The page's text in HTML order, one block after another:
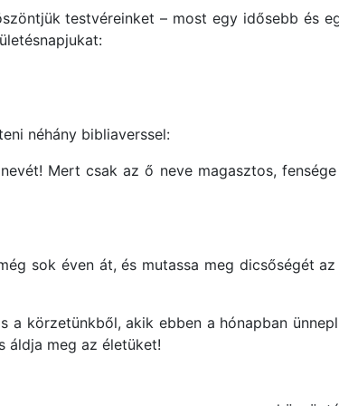
testvéreinket – most egy idősebb és
néhány bibliaverssel:
Mert csak az ő neve magasztos, fensége
sok éven át, és mutassa meg dicsőségét az
körzetünkből, akik ebben a hónapban
áldja meg az életüket!